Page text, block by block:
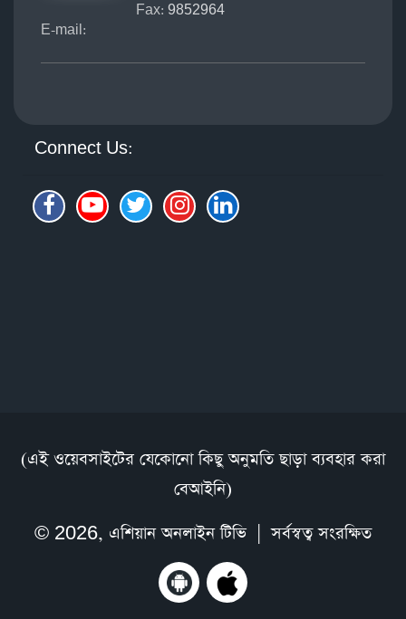
Fax: 9852964
E-mail:
Connect Us:
(এই ওয়েবসাইটের যেকোনো কিছু অনুমতি ছাড়া ব্যবহার করা
বেআইনি)
© 2026, এশিয়ান অনলাইন টিভি| সর্বস্বত্ব সংরক্ষিত